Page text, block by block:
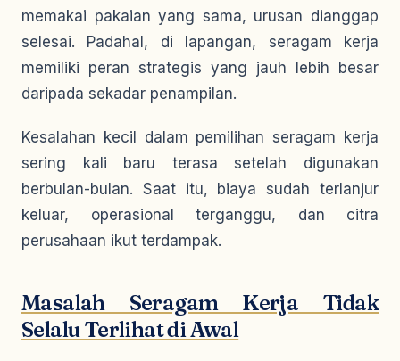
memakai pakaian yang sama, urusan dianggap
selesai. Padahal, di lapangan, seragam kerja
memiliki peran strategis yang jauh lebih besar
daripada sekadar penampilan.
Kesalahan kecil dalam pemilihan seragam kerja
sering kali baru terasa setelah digunakan
berbulan-bulan. Saat itu, biaya sudah terlanjur
keluar, operasional terganggu, dan citra
perusahaan ikut terdampak.
Masalah Seragam Kerja Tidak
Selalu Terlihat di Awal